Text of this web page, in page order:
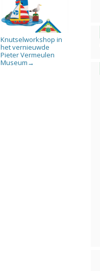
Knutselworkshop in
het vernieuwde
Pieter Vermeulen
Museum →